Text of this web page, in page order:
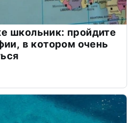
школьник: пройдите
в котором очень